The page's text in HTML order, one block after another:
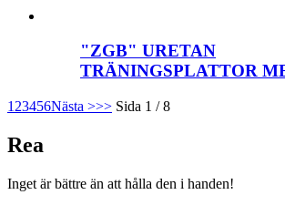
"ZGB" URETAN
TRÄNINGSPLATTOR
1 23456Nästa >>> Sida 1 / 8
Rea
Inget är bättre än att hålla den i handen!